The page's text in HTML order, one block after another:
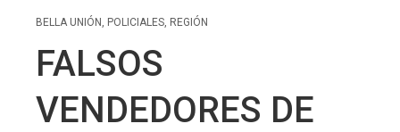
BELLA UNIÓN , POLICIALES, REGIÓN
FALSOS
VENDEDORES DE